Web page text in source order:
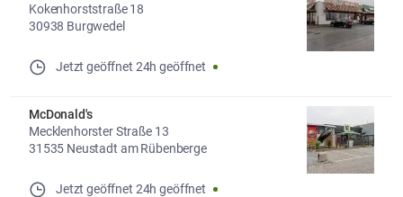
Kokenhorststraße 18
30938 Burgwedel
Jetzt geöffnet 24h geöffnet
McDonald's
Mecklenhorster Straße 13
31535 Neustadt am Rübenberge
Jetzt geöffnet 24h geöffnet